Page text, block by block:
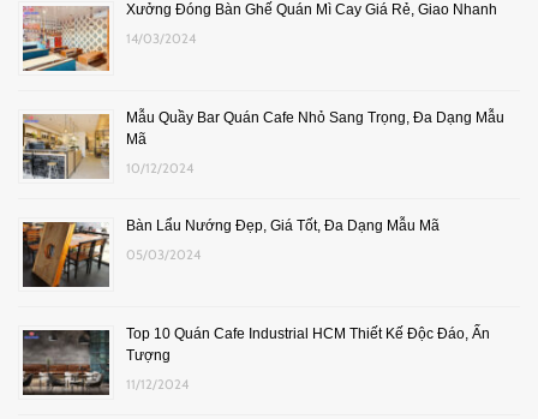
Xưởng Đóng Bàn Ghế Quán Mì Cay Giá Rẻ, Giao Nhanh
14/03/2024
Mẫu Quầy Bar Quán Cafe Nhỏ Sang Trọng, Đa Dạng Mẫu
Mã
10/12/2024
Bàn Lẩu Nướng Đẹp, Giá Tốt, Đa Dạng Mẫu Mã
05/03/2024
Top 10 Quán Cafe Industrial HCM Thiết Kế Độc Đáo, Ấn
Tượng
11/12/2024